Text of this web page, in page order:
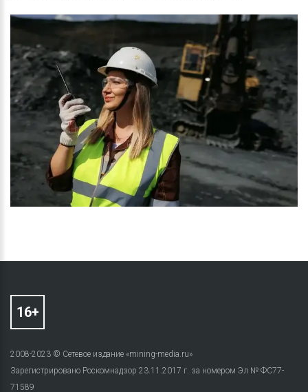
2008-2023 © Сетевое издание «mining-media.ru»
Зарегистрировано Роскомнадзор 23.11.2017 г. за номером Эл № ФС77-
71589